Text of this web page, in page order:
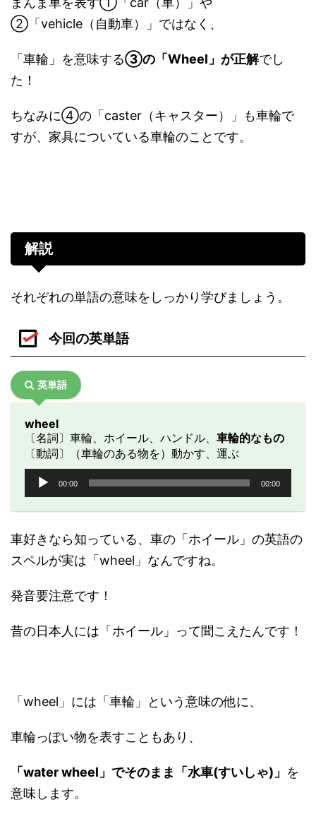
②「vehicle（自動車）」ではなく、
「車輪」を意味する③の「Wheel」が正解でし
た！
ちなみに④の「caster（キャスター）」も車輪で
すが、家具についている車輪のことです。
解説
それぞれの単語の意味をしっかり学びましょう。
今回の英単語
英単語
wheel
〔名詞〕車輪、ホイール、ハンドル、 車輪的なもの
〔動詞〕（車輪のある物を）動かす、運ぶ
ー
ヤ
ー
00:00 00:00
車好きなら知っている、車の「ホイール」の英語の
スペルが実は「wheel」なんですね。
発音要注意です！
昔の日本人には「ホイール」って聞こえたんです！
「wheel」には「車輪」という意味の他に、
車輪っぽい物を表すこともあり、
「water wheel」でそのまま「水車(すいしゃ)」 を
意味します。